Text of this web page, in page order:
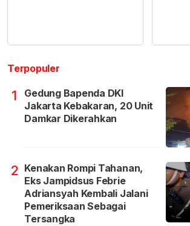
Terpopuler
1
Gedung Bapenda DKI
Jakarta Kebakaran, 20 Unit
Damkar Dikerahkan
2 Kenakan Rompi Tahanan,
Eks Jampidsus Febrie
Adriansyah Kembali Jalani
Pemeriksaan Sebagai
Tersangka